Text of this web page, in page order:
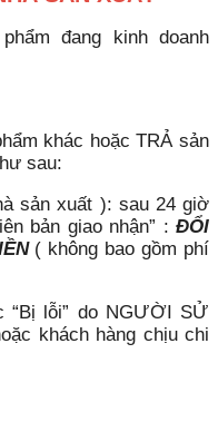
đang kinh doanh
khác hoặc TRẢ sản
sau:
sản xuất ): sau 24 giờ
bản giao nhận” : ĐỔI
( không bao gồm phí
“Bị lỗi” do NGƯỜI SỬ
khách hàng chịu chi